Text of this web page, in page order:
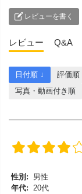
レビューを書く
レビュー Q&A
日付順 ↓ 評価順
写真・動画付き順
性別:
男性
年代: 20代